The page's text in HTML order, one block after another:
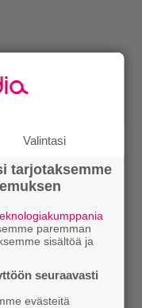
uutta
jokainen meistä
Michel De
kuvaa tällaista
suhde toisen
de la Boétien
Valintasi
tarjotaksemme
paremman
sisältöä ja
seuraavasti
evästeitä